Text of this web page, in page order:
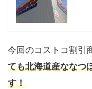
今回のコストコ割引
ても北海道産ななつ
す！